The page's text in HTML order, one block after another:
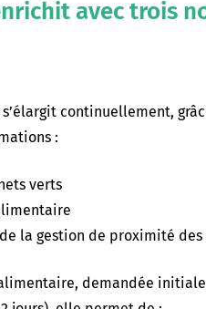
avec trois
continuellement,
:
verts
la gestion de proximité
demandée